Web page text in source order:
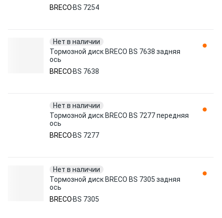
BRECO BS 7254
Нет в наличии
Тормозной диск BRECO BS 7638 задняя
ось
BRECO BS 7638
Нет в наличии
Тормозной диск BRECO BS 7277 передняя
ось
BRECO BS 7277
Нет в наличии
Тормозной диск BRECO BS 7305 задняя
ось
BRECO BS 7305